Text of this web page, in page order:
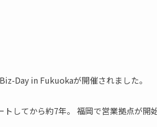
Day in Fukuokaが開催されました。
してから約7年。 福岡で営業拠点が開